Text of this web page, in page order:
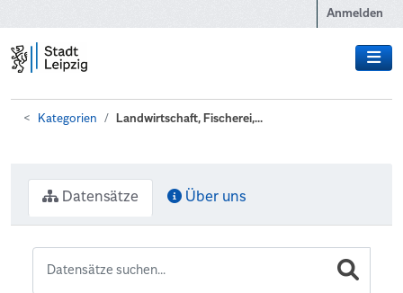
Anmelden
Kategorien Landwirtschaft, Fischerei,...
Datensätze Über uns